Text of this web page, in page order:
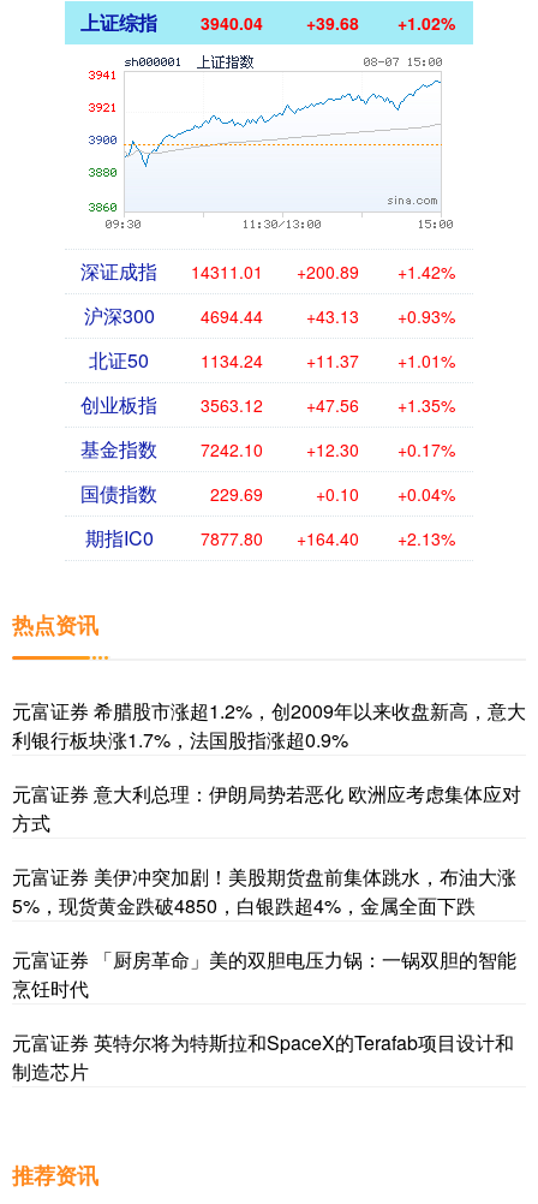
上证综指 3940.04 +39.68 +1.02%
深证成指 14311.01 +200.89 +1.42%
沪深300 4694.44 +43.13 +0.93%
北证50 1134.24 +11.37 +1.01%
创业板指 3563.12 +47.56 +1.35%
基金指数 7242.10 +12.30 +0.17%
国债指数 229.69 +0.10 +0.04%
期指IC0 7877.80 +164.40 +2.13%
热点资讯
元富证券 希腊股市涨超1.2%，创2009年以来收盘新高，意大
利银行板块涨1.7%，法国股指涨超0.9%
元富证券 意大利总理：伊朗局势若恶化 欧洲应考虑集体应对
方式
元富证券 美伊冲突加剧！美股期货盘前集体跳水，布油大涨
5%，现货黄金跌破4850，白银跌超4%，金属全面下跌
元富证券 「厨房革命」美的双胆电压力锅：一锅双胆的智能
烹饪时代
元富证券 英特尔将为特斯拉和SpaceX的Terafab项目设计和
制造芯片
推荐资讯